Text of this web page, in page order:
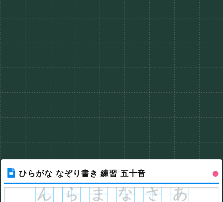
ひらがな なぞり書き 練習 五十音